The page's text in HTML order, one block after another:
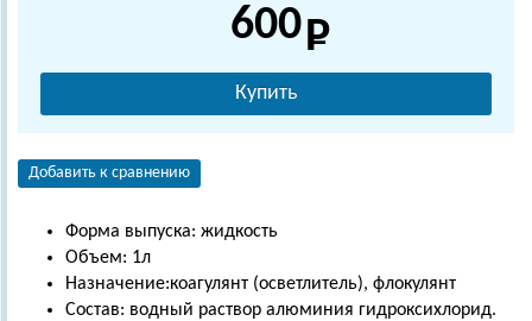
600
Купить
Добавить к сравнению
Форма выпуска: жидкость
Объем: 1л
Назначение:коагулянт (осветлитель), флокулянт
Состав: водный раствор алюминия гидроксихлорид.